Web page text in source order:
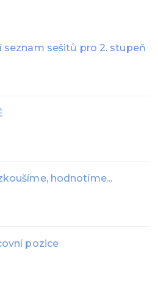
seznam sešitů pro 2. stupeň
hodnotíme...
pozice